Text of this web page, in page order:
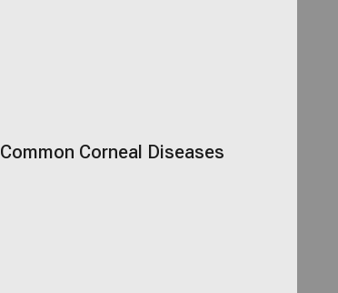
Common Corneal Diseases